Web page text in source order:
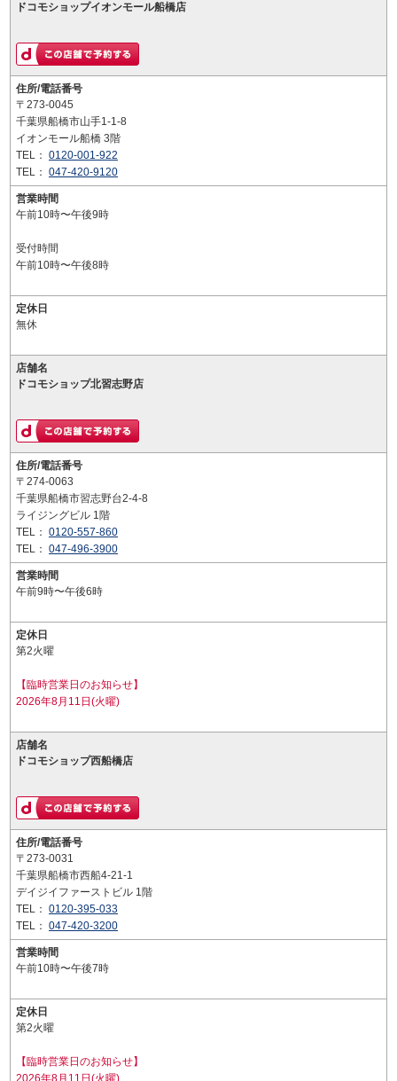
ドコモショップイオンモール船橋店
住所/電話番号
〒273-0045
千葉県船橋市山手1-1-8
イオンモール船橋 3階
TEL： 0120-001-922
TEL： 047-420-9120
営業時間
午前10時〜午後9時
受付時間
午前10時〜午後8時
定休日
無休
店舗名
ドコモショップ北習志野店
住所/電話番号
〒274-0063
千葉県船橋市習志野台2-4-8
ライジングビル 1階
TEL： 0120-557-860
TEL： 047-496-3900
営業時間
午前9時〜午後6時
定休日
第2火曜
【臨時営業日のお知らせ】
2026年8月11日(火曜)
店舗名
ドコモショップ西船橋店
住所/電話番号
〒273-0031
千葉県船橋市西船4-21-1
デイジイファーストビル 1階
TEL： 0120-395-033
TEL： 047-420-3200
営業時間
午前10時〜午後7時
定休日
第2火曜
【臨時営業日のお知らせ】
2026年8月11日(火曜)